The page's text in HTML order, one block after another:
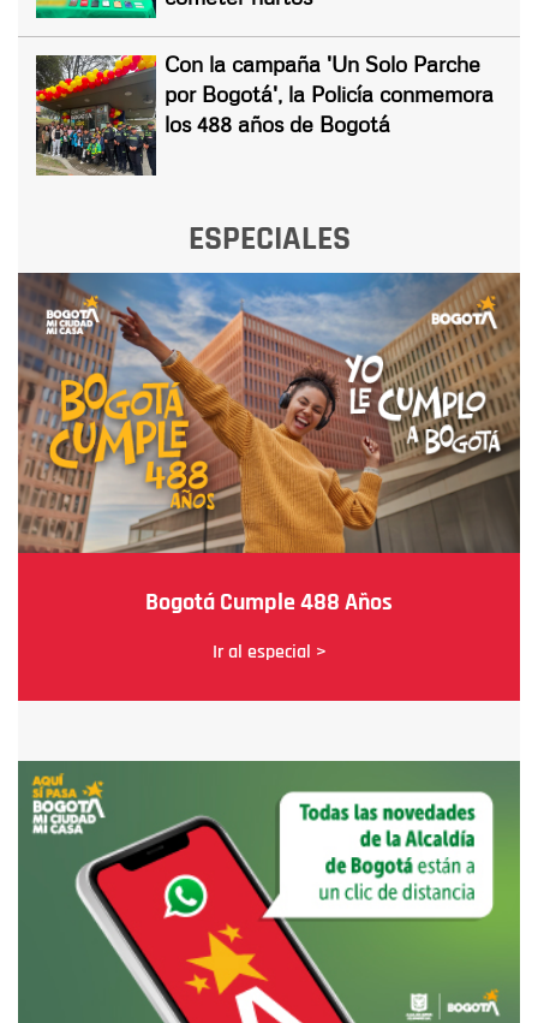
Con la campaña 'Un Solo Parche
por Bogotá', la Policía conmemora
los 488 años de Bogotá
ESPECIALES
Bogotá Cumple 488 Años
Ir al especial >